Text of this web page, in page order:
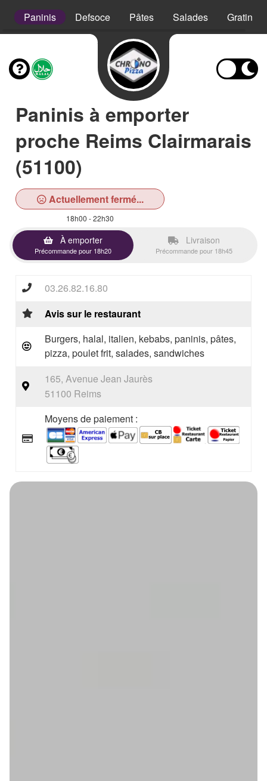
Paninis Defsoce Pâtes Salades Gratins
Paninis à emporter
proche Reims Clairmarais
(51100)
Actuellement fermé...
18h00 - 22h30
À emporter
Précommande pour 18h20
Livraison
Précommande pour 18h45
03.26.82.16.80
Avis sur le restaurant
Burgers, halal, italien, kebabs, paninis, pâtes,
pizza, poulet frit, salades, sandwiches
165, Avenue Jean Jaurès
51100 Reims
Moyens de paiement :